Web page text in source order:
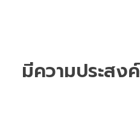
มีความประสง